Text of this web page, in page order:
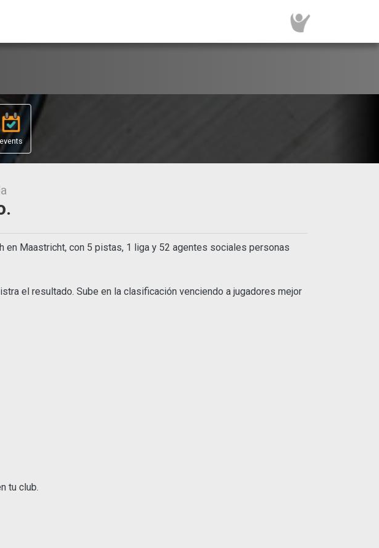
events
en Maastricht, con 5 pistas, 1 liga y 52 agentes sociales personas
el resultado. Sube en la clasificación venciendo a jugadores mejor
tu club.